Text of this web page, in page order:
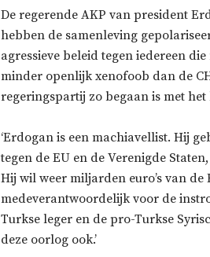
De regerende AKP van president
hebben de samenleving
agressieve beleid tegen iedereen
minder openlijk xenofoob dan de
regeringspartij zo begaan is met
‘Erdogan is een machiavellist. Hij
tegen de EU en de Verenigde
Hij wil weer miljarden euro’s van
medeverantwoordelijk voor de
Turkse leger en de pro-Turkse
deze oorlog ook.’